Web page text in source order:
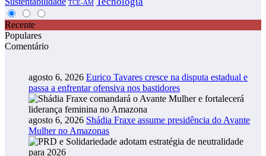
TCE-AM
Recente
Populares
Comentário
agosto 6, 2026 Eurico Tavares cresce na disputa estadual e
passa a enfrentar ofensiva nos bastidores
agosto 6, 2026 Shádia Fraxe assume presidência do Avante
Mulher no Amazonas